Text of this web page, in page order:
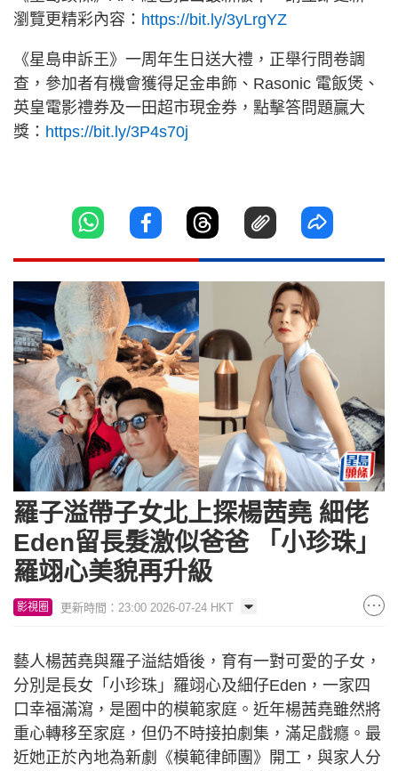
瀏覽更精彩內容： https://bit.ly/3yLrgYZ
《星島申訴王》一周年生日送大禮，正舉行問卷調
查，參加者有機會獲得足金串飾、Rasonic 電飯煲、
英皇電影禮券及一田超市現金券，點擊答問題贏大
獎： https://bit.ly/3P4s70j
羅子溢帶子女北上探楊茜堯 細佬
Eden留長髮激似爸爸 「小珍珠」
羅翊心美貌再升級
影視圈 更新時間：23:00 2026-07-24 HKT
藝人楊茜堯與羅子溢結婚後，育有一對可愛的子女，
分別是長女「小珍珠」羅翊心及細仔Eden，一家四
口幸福滿瀉，是圈中的模範家庭。近年楊茜堯雖然將
重心轉移至家庭，但仍不時接拍劇集，滿足戲癮。最
近她正於內地為新劇《模範律師團》開工，與家人分